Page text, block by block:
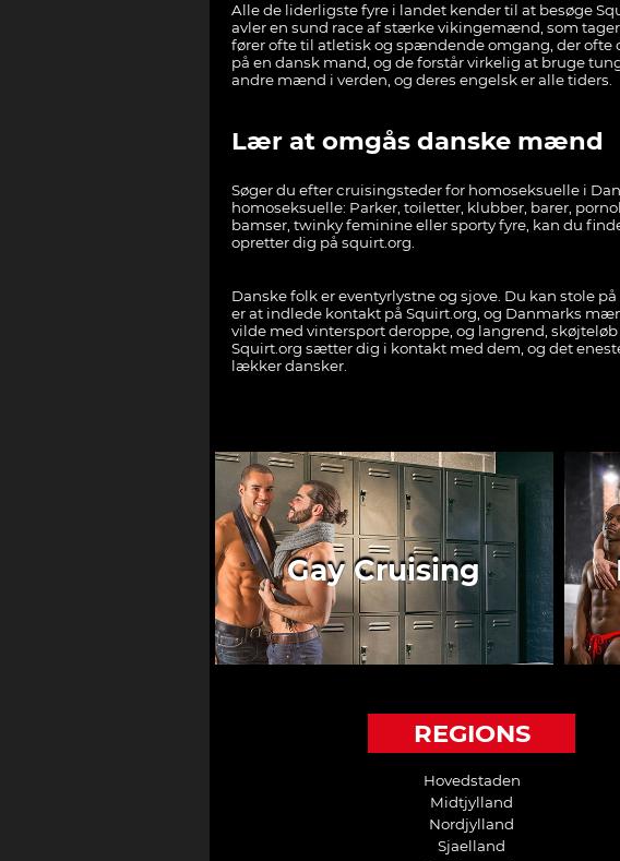
Alle de liderligste fyre i landet kender til at besøge
avler en sund race af stærke vikingemænd, som
fører ofte til atletisk og spændende omgang, der
på en dansk mand, og de forstår virkelig at bruge
andre mænd i verden, og deres engelsk er alle tiders.
Lær at omgås danske mænd
Søger du efter cruisingsteder for homoseksuelle i
homoseksuelle: Parker, toiletter, klubber, barer,
bamser, twinky feminine eller sporty fyre, kan du
opretter dig på squirt.org.
Danske folk er eventyrlystne og sjove. Du kan stole
er at indlede kontakt på Squirt.org, og Danmarks
vilde med vintersport deroppe, og langrend,
Squirt.org sætter dig i kontakt med dem, og det
lækker dansker.
Gay Cruising
REGIONS
Hovedstaden
Midtjylland
Nordjylland
Sjaelland